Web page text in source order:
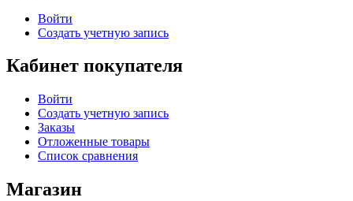
Войти
Создать учетную запись
Кабинет покупателя
Войти
Создать учетную запись
Заказы
Отложенные товары
Список сравнения
Магазин